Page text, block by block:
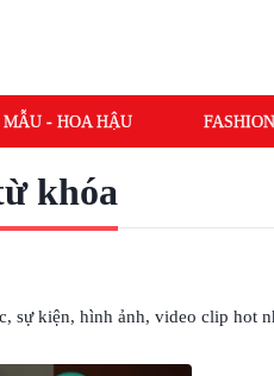
- HOA HẬU
khóa
sự kiện, hình ảnh, video clip hot